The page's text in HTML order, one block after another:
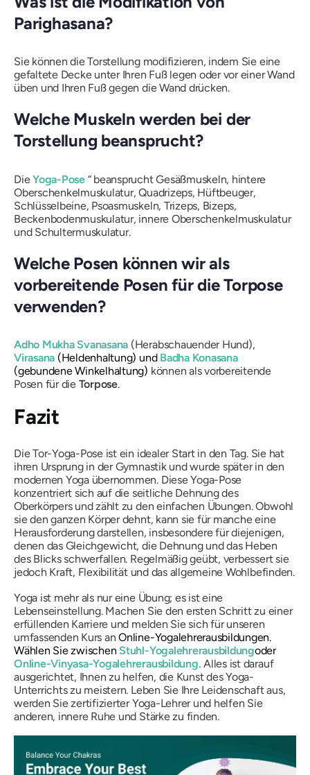
Parighasana?
Sie können die Torstellung modifizieren, indem Sie eine
gefaltete Decke unter Ihren Fuß legen oder vor einer Wand
üben und Ihren Fuß gegen die Wand drücken.
Welche Muskeln werden bei der
Torstellung beansprucht?
DieYoga-Pose“ beansprucht Gesäßmuskeln, hintere
Oberschenkelmuskulatur, Quadrizeps, Hüftbeuger,
Schlüsselbeine, Psoasmuskeln, Trizeps, Bizeps,
Beckenbodenmuskulatur, innere Oberschenkelmuskulatur
und Schultermuskulatur.
Welche Posen können wir als
vorbereitende Posen für die Torpose
verwenden?
Adho Mukha Svanasana (Herabschauender Hund),
Virasana (Heldenhaltung) und Badha Konasana
(gebundene Winkelhaltung) können als vorbereitende
Posen für die Torpose.
Fazit
Die Tor-Yoga-Pose ist ein idealer Start in den Tag. Sie hat
ihren Ursprung in der Gymnastik und wurde später in den
modernen Yoga übernommen. Diese Yoga-Pose
konzentriert sich auf die seitliche Dehnung des
Oberkörpers und zählt zu den einfachen Übungen. Obwohl
sie den ganzen Körper dehnt, kann sie für manche eine
Herausforderung darstellen, insbesondere für diejenigen,
denen das Gleichgewicht, die Dehnung und das Heben
des Blicks schwerfallen. Regelmäßig geübt, verbessert sie
jedoch Kraft, Flexibilität und das allgemeine Wohlbefinden.
Yoga ist mehr als nur eine Übung; es ist eine
Lebenseinstellung. Machen Sie den ersten Schritt zu einer
erfüllenden Karriere und melden Sie sich für unseren
umfassenden Kurs anOnline-Yogalehrerausbildungen.
Wählen Sie zwischen Stuhl-Yogalehrerausbildungoder
Online-Vinyasa-Yogalehrerausbildung. Alles ist darauf
ausgerichtet, Ihnen zu helfen, die Kunst des Yoga-
Unterrichts zu meistern. Leben Sie Ihre Leidenschaft aus,
werden Sie zertifizierter Yoga-Lehrer und helfen Sie
anderen, innere Ruhe und Stärke zu finden.